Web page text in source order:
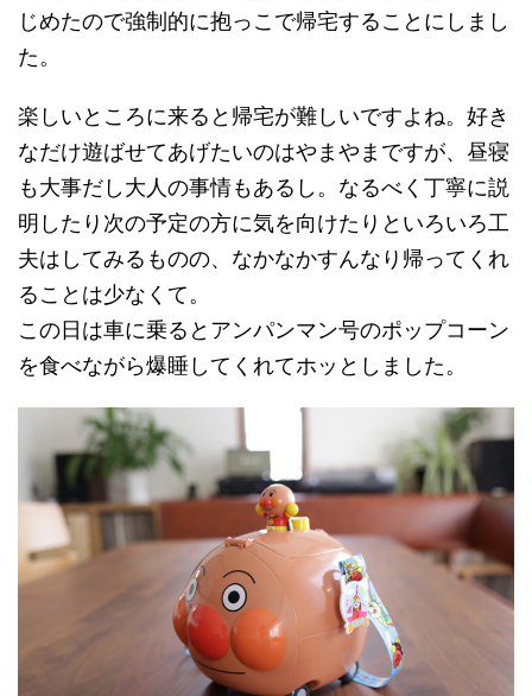
じめたので強制的に抱っこで帰宅することにしまし
た。
楽しいところに来ると帰宅が難しいですよね。好き
なだけ遊ばせてあげたいのはやまやまですが、昼寝
も大事だし大人の事情もあるし。なるべく丁寧に説
明したり次の予定の方に気を向けたりといろいろ工
夫はしてみるものの、なかなかすんなり帰ってくれ
ることは少なくて。
この日は車に乗るとアンパンマン号のポップコーン
を食べながら爆睡してくれてホッとしました。